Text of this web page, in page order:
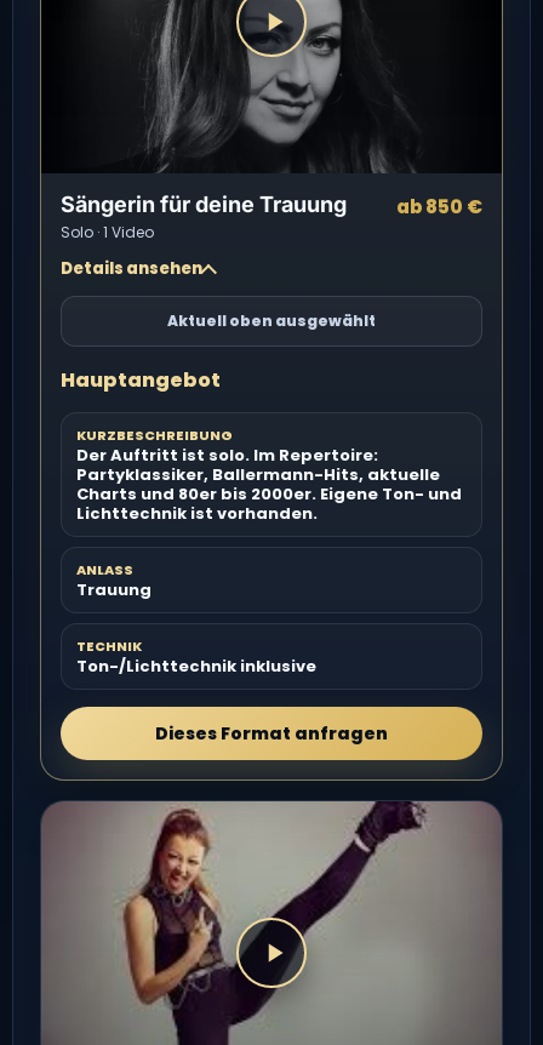
Sängerin für deine Trauung
Solo · 1 Video
ab 850 €
Details ansehen
Aktuell oben ausgewählt
Hauptangebot
KURZBESCHREIBUNG
Der Auftritt ist solo. Im Repertoire:
Partyklassiker, Ballermann-Hits, aktuelle
Charts und 80er bis 2000er. Eigene Ton- und
Lichttechnik ist vorhanden.
ANLASS
Trauung
TECHNIK
Ton-/Lichttechnik inklusive
Dieses Format anfragen